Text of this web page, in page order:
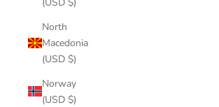
North
Macedonia
(USD $)
Norway
(USD $)